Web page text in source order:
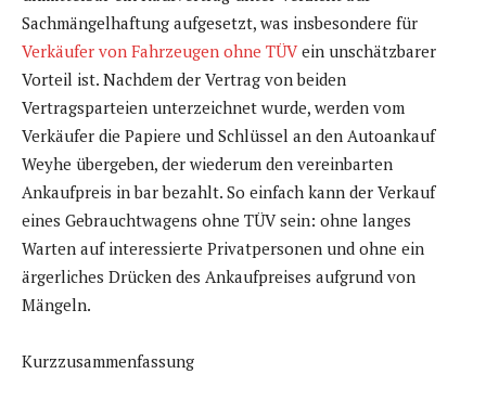
Sachmängelhaftung aufgesetzt, was insbesondere für
Verkäufer von Fahrzeugen ohne TÜVein unschätzbarer
Vorteil ist. Nachdem der Vertrag von beiden
Vertragsparteien unterzeichnet wurde, werden vom
Verkäufer die Papiere und Schlüssel an den Autoankauf
Weyhe übergeben, der wiederum den vereinbarten
Ankaufpreis in bar bezahlt. So einfach kann der Verkauf
eines Gebrauchtwagens ohne TÜV sein: ohne langes
Warten auf interessierte Privatpersonen und ohne ein
ärgerliches Drücken des Ankaufpreises aufgrund von
Mängeln.
Kurzzusammenfassung